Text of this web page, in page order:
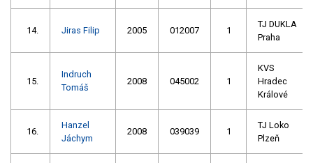
14. Jiras Filip 2005 012007 1
TJ DUKLA
Praha
15.
Indruch
Tomáš
2008 045002 1
KVS
Hradec
Králové
16.
Hanzel
Jáchym
2008 039039 1
TJ Loko
Plzeň